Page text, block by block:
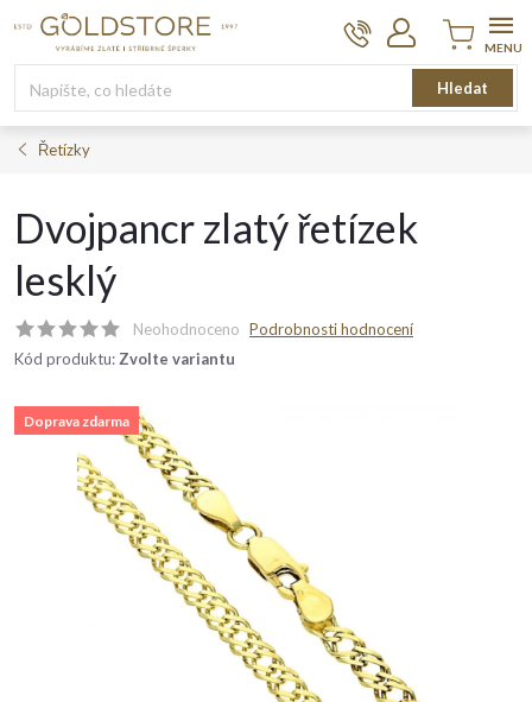
Hledat
Nákupní
košík
Řetízky
Dvojpancr zlatý řetízek
lesklý
Neohodnoceno Podrobnosti hodnocení
Kód produktu: Zvolte variantu
Doprava zdarma